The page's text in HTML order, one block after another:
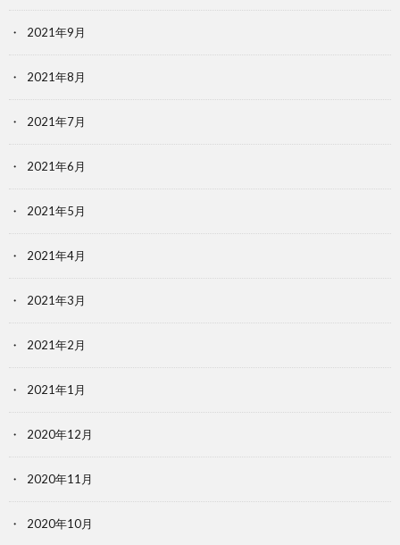
2021年9月
2021年8月
2021年7月
2021年6月
2021年5月
2021年4月
2021年3月
2021年2月
2021年1月
2020年12月
2020年11月
2020年10月